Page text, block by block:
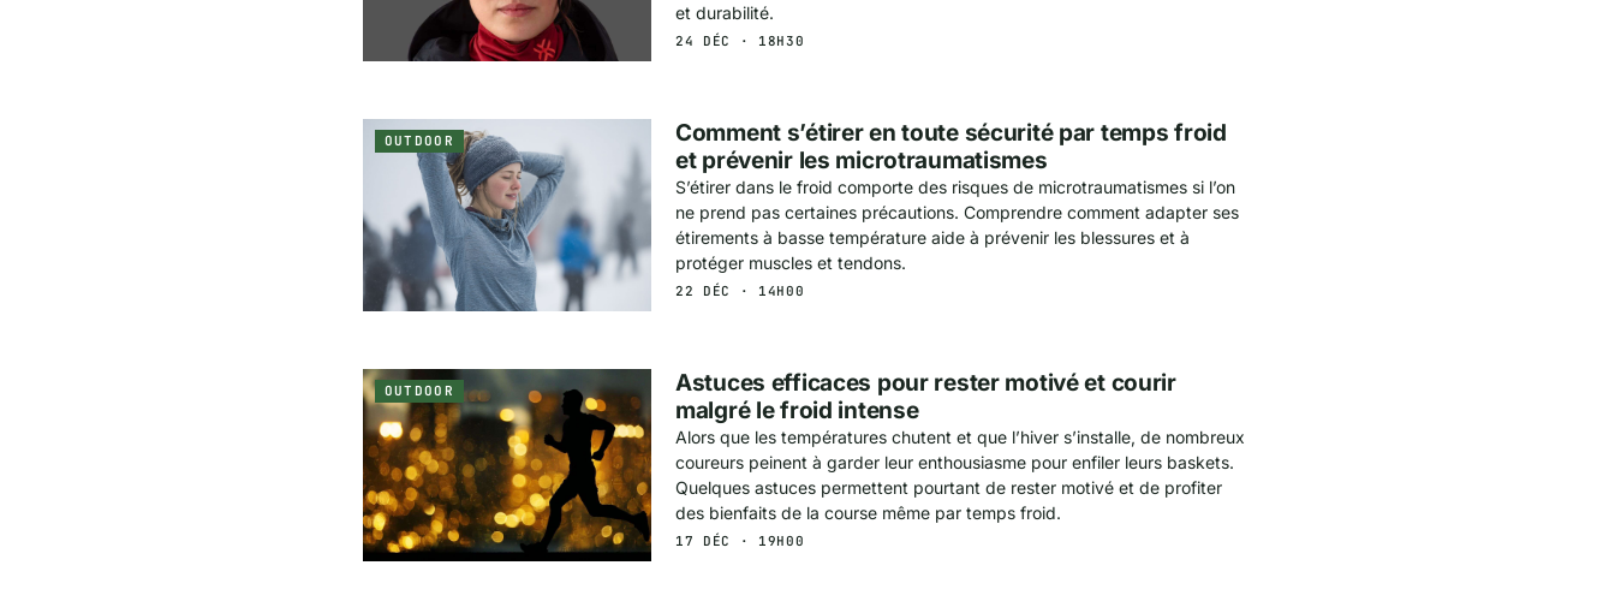
et durabilité.
24 DÉC · 18H30
OUTDOOR
Comment s’étirer en toute sécurité par temps froid
et prévenir les microtraumatismes
S’étirer dans le froid comporte des risques de microtraumatismes si l’on
ne prend pas certaines précautions. Comprendre comment adapter ses
étirements à basse température aide à prévenir les blessures et à
protéger muscles et tendons.
22 DÉC · 14H00
OUTDOOR
Astuces efficaces pour rester motivé et courir
malgré le froid intense
Alors que les températures chutent et que l’hiver s’installe, de nombreux
coureurs peinent à garder leur enthousiasme pour enfiler leurs baskets.
Quelques astuces permettent pourtant de rester motivé et de profiter
des bienfaits de la course même par temps froid.
17 DÉC · 19H00